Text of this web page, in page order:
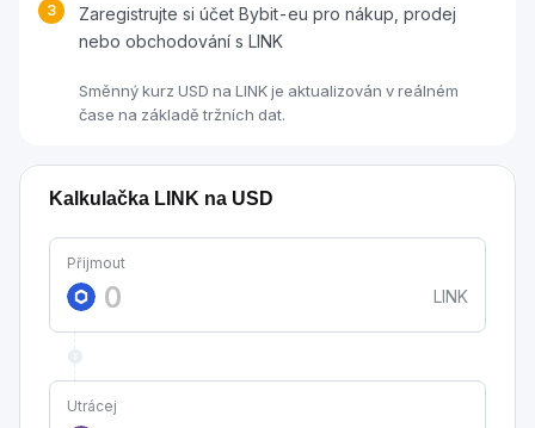
3
Zaregistrujte si účet Bybit-eu pro nákup, prodej
nebo obchodování s LINK
Směnný kurz USD na LINK je aktualizován v reálném
čase na základě tržních dat.
Kalkulačka LINK na USD
Přijmout
LINK
Utrácej